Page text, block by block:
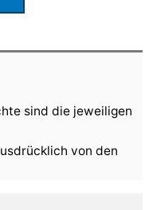
sind die jeweiligen
von den